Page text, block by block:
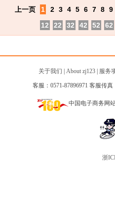
上一页 1 2 3 4 5 6 7 8 9
12
22 32 42 52 62
关于我们 About zj123| 服务
客服：0571-87896971 客服传真
中国电子商务网
浙